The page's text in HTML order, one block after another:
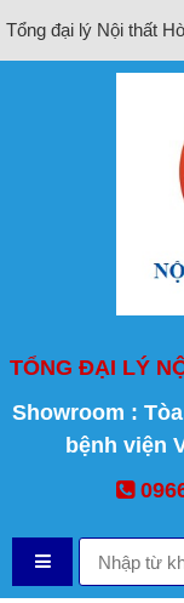
Tổng đại lý Nội thất
TỔNG ĐẠI LÝ
Showroom :
bệnh viện